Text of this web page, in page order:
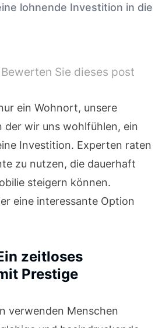
lohnende Investition in die
Bewerten Sie dieses post
ein Wohnort, unsere
der wir uns wohlfühlen, ein
Investition. Experten raten
zu nutzen, die dauerhaft
steigern können.
eine interessante Option
zeitloses
Prestige
verwenden Menschen